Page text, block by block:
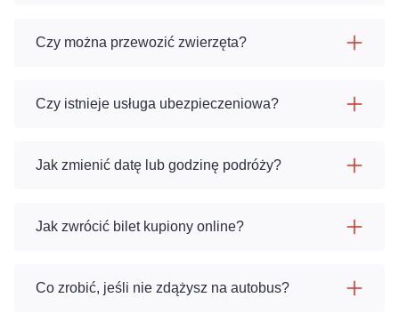
Czy można przewozić zwierzęta?
Czy istnieje usługa ubezpieczeniowa?
Jak zmienić datę lub godzinę podróży?
Jak zwrócić bilet kupiony online?
Co zrobić, jeśli nie zdążysz na autobus?